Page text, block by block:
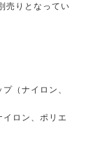
売りとなってい
（ナイロン、
ロン、ポリエ